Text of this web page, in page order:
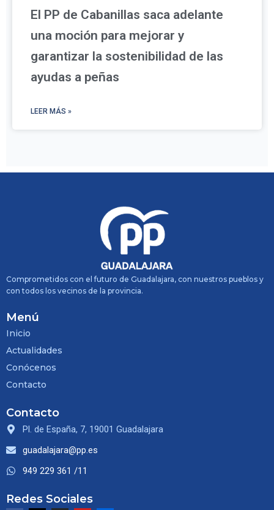
El PP de Cabanillas saca adelante
una moción para mejorar y
garantizar la sostenibilidad de las
ayudas a peñas
LEER MÁS »
Comprometidos con el futuro de Guadalajara, con nuestros pueblos y
con todos los vecinos de la provincia.
Menú
Inicio
Actualidades
Conócenos
Contacto
Contacto
Pl. de España, 7, 19001 Guadalajara
guadalajara@pp.es
949 229 361 /11
Redes Sociales